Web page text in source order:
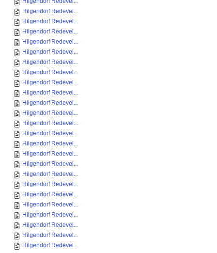
Hilgendorf Redevel...
Hilgendorf Redevel...
Hilgendorf Redevel...
Hilgendorf Redevel...
Hilgendorf Redevel...
Hilgendorf Redevel...
Hilgendorf Redevel...
Hilgendorf Redevel...
Hilgendorf Redevel...
Hilgendorf Redevel...
Hilgendorf Redevel...
Hilgendorf Redevel...
Hilgendorf Redevel...
Hilgendorf Redevel...
Hilgendorf Redevel...
Hilgendorf Redevel...
Hilgendorf Redevel...
Hilgendorf Redevel...
Hilgendorf Redevel...
Hilgendorf Redevel...
Hilgendorf Redevel...
Hilgendorf Redevel...
Hilgendorf Redevel...
Hilgendorf Redevel...